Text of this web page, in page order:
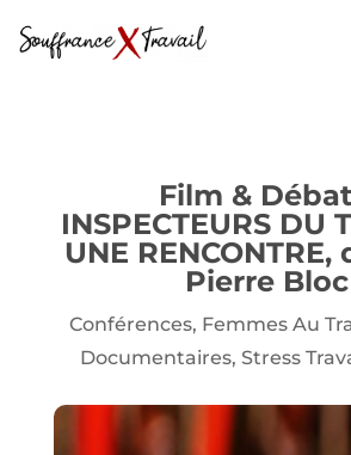
Film &
INSPECTEURS DU
UNE RENCONTRE,
Pierre Bloc
Conférences, Femmes Au
Documentaires, Stress